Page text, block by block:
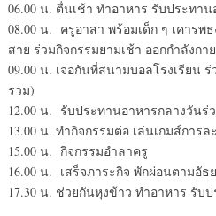
06.00 น. ตื่นเช้า ทำอาหาร รับประทาน
08.00 น. ครูอาสา พร้อมเด็ก ๆ เคารพ
สาย ร่วมกิจกรรมยามเช้า ออกกำลังกา
09.00 น. เจอกันที่สนามบอลโรงเรียน
รวม)
12.00 น. รับประทานอาหารกลางวันร่
13.00 น. ทำกิจกรรมต่อ เล่นเกมส์การ
15.00 น. กิจกรรมอำลาครู
16.00 น. เสร็จภาระกิจ พักผ่อนตามอัธ
17.30 น. ช่วยกันหุงข้าว ทำอาหาร รับ